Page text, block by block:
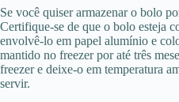
Se você quiser armazenar o bolo
Certifique-se de que o bolo esteja
envolvê-lo em papel alumínio e
mantido no freezer por até três
freezer e deixe-o em temperatura
servir.